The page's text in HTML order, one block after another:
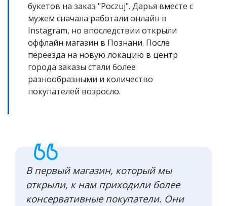
букетов на заказ "Poczuj". Дарья вместе с
мужем сначала работали онлайн в
Instagram, но впоследствии открыли
оффлайн магазин в Познани. После
переезда на новую локацию в центр
города заказы стали более
разнообразными и количество
покупателей возросло.
В первый магазин, который мы
открыли, к нам приходили более
консервативные покупатели. Они